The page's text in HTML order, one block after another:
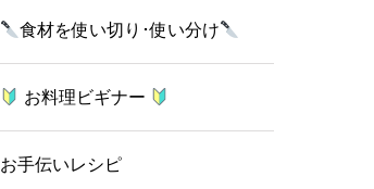
食材を使い切り･使い分け
お料理ビギナー
お手伝いレシピ